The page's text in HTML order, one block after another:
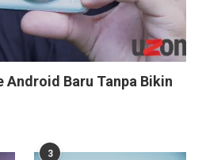
Android Baru Tanpa Bikin
3